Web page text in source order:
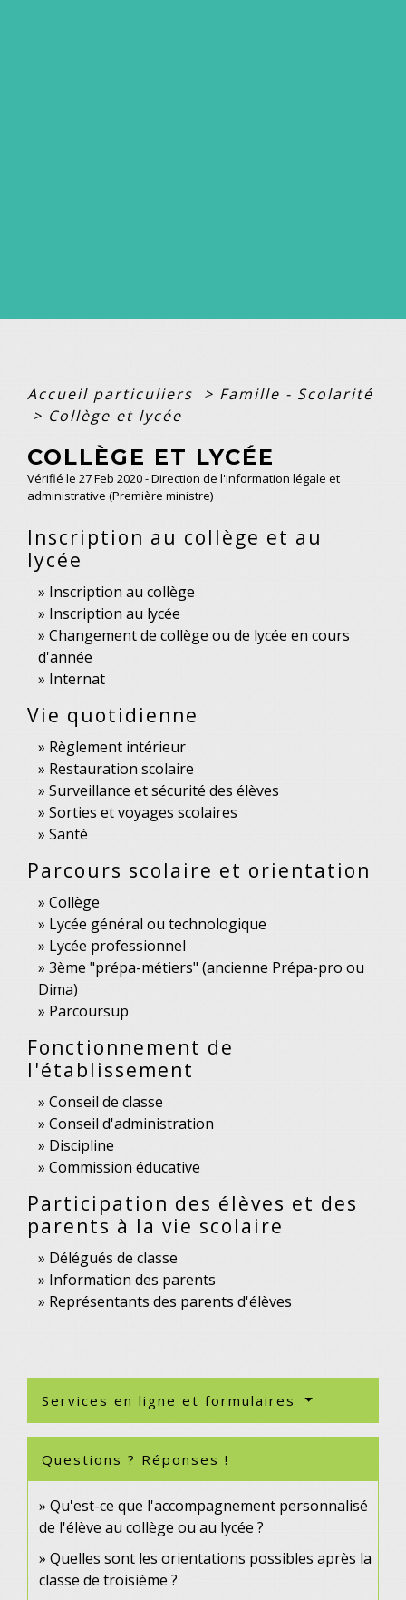
Accueil particuliers > Famille - Scolarité
> Collège et lycée
COLLÈGE ET LYCÉE
Vérifié le 27 Feb 2020 - Direction de l'information légale et
administrative (Première ministre)
Inscription au collège et au
lycée
Inscription au collège
Inscription au lycée
Changement de collège ou de lycée en cours
d'année
Internat
Vie quotidienne
Règlement intérieur
Restauration scolaire
Surveillance et sécurité des élèves
Sorties et voyages scolaires
Santé
Parcours scolaire et orientation
Collège
Lycée général ou technologique
Lycée professionnel
3ème "prépa-métiers" (ancienne Prépa-pro ou
Dima)
Parcoursup
Fonctionnement de
l'établissement
Conseil de classe
Conseil d'administration
Discipline
Commission éducative
Participation des élèves et des
parents à la vie scolaire
Délégués de classe
Information des parents
Représentants des parents d'élèves
Services en ligne et formulaires
Questions ? Réponses !
Qu'est-ce que l'accompagnement personnalisé
de l'élève au collège ou au lycée ?
Quelles sont les orientations possibles après la
classe de troisième ?